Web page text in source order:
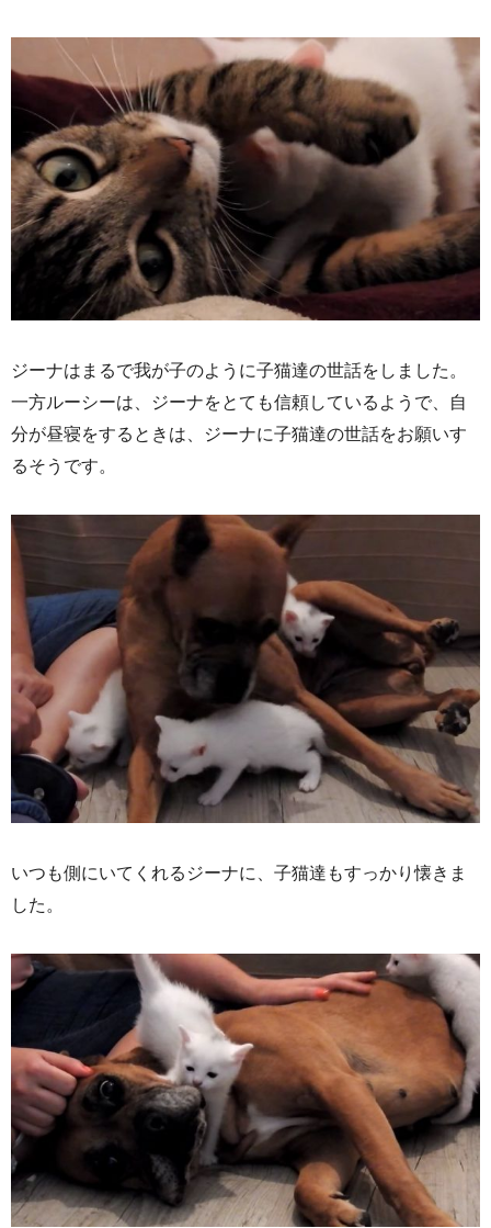
ジーナはまるで我が子のように子猫達の世話をしました。
一方ルーシーは、ジーナをとても信頼しているようで、自
分が昼寝をするときは、ジーナに子猫達の世話をお願いす
るそうです。
いつも側にいてくれるジーナに、子猫達もすっかり懐きま
した。